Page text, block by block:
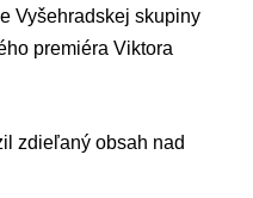
Vyšehradskej skupiny
premiéra Viktora
zdieľaný obsah nad